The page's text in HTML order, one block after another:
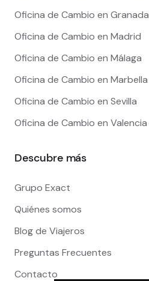
Oficina de Cambio en Granada
Oficina de Cambio en Madrid
Oficina de Cambio en Málaga
Oficina de Cambio en Marbella
Oficina de Cambio en Sevilla
Oficina de Cambio en Valencia
Descubre más
Grupo Exact
Quiénes somos
Blog de Viajeros
Preguntas Frecuentes
Contacto